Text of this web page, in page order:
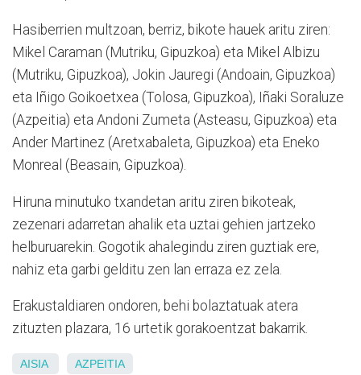
Hasiberrien multzoan, berriz, bikote hauek aritu ziren:
Mikel Caraman (Mutriku, Gipuzkoa) eta Mikel Albizu
(Mutriku, Gipuzkoa), Jokin Jauregi (Andoain, Gipuzkoa)
eta Iñigo Goikoetxea (Tolosa, Gipuzkoa), Iñaki Soraluze
(Azpeitia) eta Andoni Zumeta (Asteasu, Gipuzkoa) eta
Ander Martinez (Aretxabaleta, Gipuzkoa) eta Eneko
Monreal (Beasain, Gipuzkoa).
Hiruna minutuko txandetan aritu ziren bikoteak,
zezenari adarretan ahalik eta uztai gehien jartzeko
helburuarekin. Gogotik ahalegindu ziren guztiak ere,
nahiz eta garbi gelditu zen lan erraza ez zela.
Erakustaldiaren ondoren, behi bolaztatuak atera
zituzten plazara, 16 urtetik gorakoentzat bakarrik.
AISIA AZPEITIA